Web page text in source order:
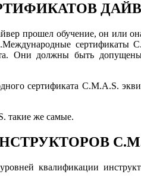
прошел обучение, он или
сертификаты
Они должны быть
сертификата C.M.A.S.
такие же самые.
квалификации